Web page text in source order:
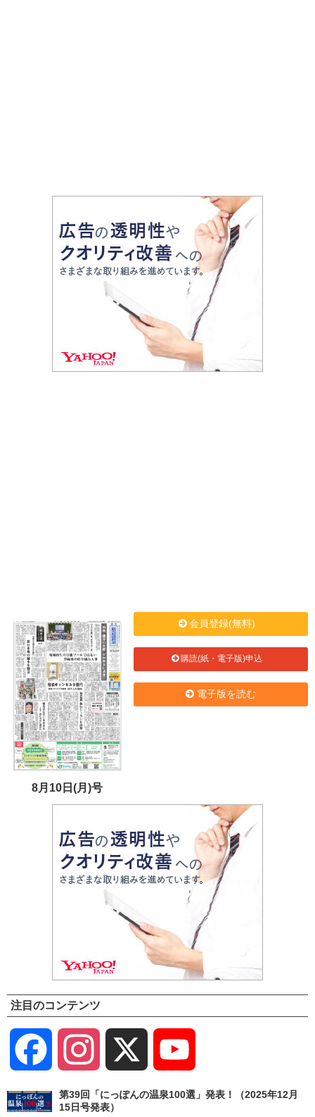
8月10日(月)号
会員登録(無料)
購読(紙・電子版)申込
電子版を読む
注目のコンテンツ
Facebook Instagram
Channel
第39回「にっぽんの温泉100選」発表！（2025年12月
15日号発表）